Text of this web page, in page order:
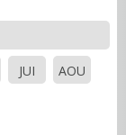
JUI
AOU